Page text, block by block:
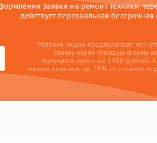
заявки на ремонт техники
действует персональная бессрочная
*Условия акции предполагают, что
заявку через текущую форму
получаете купон на 1500 рублей.
можно оплатить до 25% от стоимости